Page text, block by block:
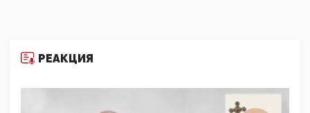
11:53, 09 Июня 2026
деятельность ИИТО ЮНЕСКО в России, но
цифроглобалисты продолжают определять
РЕАКЦИЯ